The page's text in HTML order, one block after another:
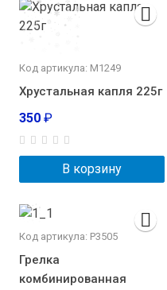
Код артикула: М1249
Хрустальная капля 225г
350 ₽
В корзину
Код артикула: Р3505
Грелка
комбинированная